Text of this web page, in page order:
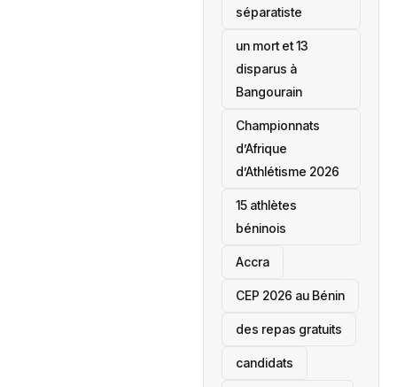
séparatiste
un mort et 13
disparus à
Bangourain
‎Championnats
d’Afrique
d’Athlétisme 2026
15 athlètes
béninois
Accra
‎CEP 2026 au Bénin
des repas gratuits
candidats